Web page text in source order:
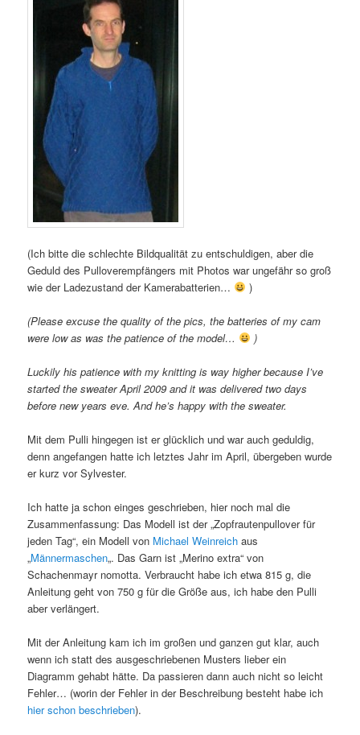
(Ich bitte die schlechte Bildqualität zu entschuldigen, aber die
Geduld des Pulloverempfängers mit Photos war ungefähr so groß
wie der Ladezustand der Kamerabatterien…
)
(Please excuse the quality of the pics, the batteries of my cam
were low as was the patience of the model…
)
Luckily his patience with my knitting is way higher because I’ve
started the sweater April 2009 and it was delivered two days
before new years eve. And he’s happy with the sweater.
Mit dem Pulli hingegen ist er glücklich und war auch geduldig,
denn angefangen hatte ich letztes Jahr im April, übergeben wurde
er kurz vor Sylvester.
Ich hatte ja schon einges geschrieben, hier noch mal die
Zusammenfassung: Das Modell ist der „Zopfrautenpullover für
jeden Tag“, ein Modell von Michael Weinreich aus
„Männermaschen„. Das Garn ist „Merino extra“ von
Schachenmayr nomotta. Verbraucht habe ich etwa 815 g, die
Anleitung geht von 750 g für die Größe aus, ich habe den Pulli
aber verlängert.
Mit der Anleitung kam ich im großen und ganzen gut klar, auch
wenn ich statt des ausgeschriebenen Musters lieber ein
Diagramm gehabt hätte. Da passieren dann auch nicht so leicht
Fehler… (worin der Fehler in der Beschreibung besteht habe ich
hier schon beschrieben).